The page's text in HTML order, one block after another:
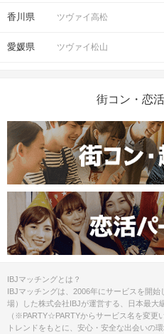
香川県 ツヴァイ高松
愛媛県 ツヴァイ松山
街コン・恋
IBJマッチングとは？
IBJマッチングは、2006年にサービスを開
場）した株式会社IBJが運営する、日本最大
（※PARTY☆PARTYからサービス名を変更
トレンドをもとに、安心・安全な出会いの